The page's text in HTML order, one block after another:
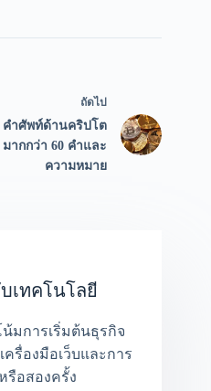
ถัดไป
คำศัพท์ด้านคริปโต
มากกว่า 60 คำและ
ความหมาย
เทคโนโลยี
มการเริ่มต้นธุรกิจ
รื่องมือเว็บและการ
รือสองครั้ง